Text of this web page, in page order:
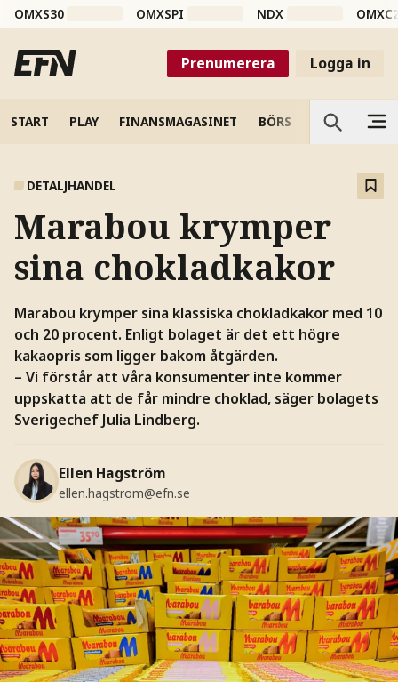
OMXS30 OMXSPI NDX
Prenumerera Logga in
START PLAY FINANSMAGASINET BÖRS VETENSKAP
DETALJHANDEL
Marabou krymper
sina chokladkakor
Marabou krymper sina klassiska chokladkakor med 10
och 20 procent. Enligt bolaget är det ett högre
kakaopris som ligger bakom åtgärden.
– Vi förstår att våra konsumenter inte kommer
uppskatta att de får mindre choklad, säger bolagets
Sverigechef Julia Lindberg.
Ellen Hagström
ellen.hagstrom@efn.se